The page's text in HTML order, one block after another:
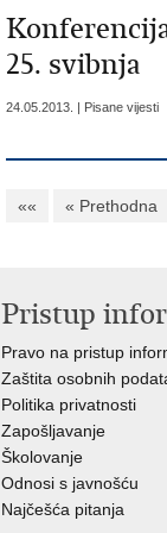
25. svibnja
24.05.2013. | Pisane vijesti
«« « Prethodna
Pristup
Pravo na pristup
Zaštita osobnih
Politika privatnosti
Zapošljavanje
Školovanje
Odnosi s javnošću
Najčešća pitanja